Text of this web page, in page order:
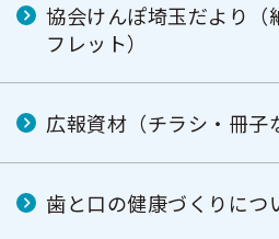
協会けんぽ埼玉だより（
フレット）
広報資材（チラシ・冊子
歯と口の健康づくりにつ